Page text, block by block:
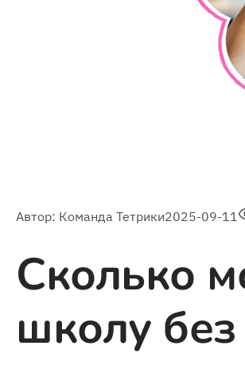
Автор: Команда Тетрики2025-09-11
Сколько
школу